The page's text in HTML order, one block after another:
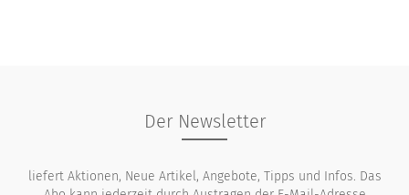
Der Newsletter
liefert Aktionen, Neue Artikel, Angebote, Tipps und Infos. Das